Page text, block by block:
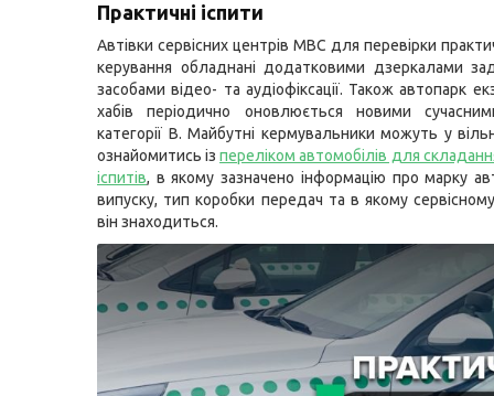
Практичні іспити
Автівки сервісних центрів МВС для перевірки
керування обладнані додатковими дзеркалами
засобами відео- та аудіофіксації. Також автопарк
хабів періодично оновлюється новими
категорії В. Майбутні кермувальники можуть у
ознайомитись ізпереліком автомобілів для
іспитів, в якому зазначено інформацію про марку
випуску, тип коробки передач та в якому
він знаходиться.